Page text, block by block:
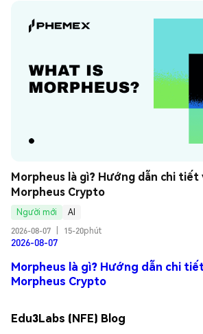
Morpheus là gì? Hướng dẫn chi tiết
Morpheus Crypto
Người mới
AI
2026-08-07
15-20phút
2026-08-07
Morpheus là gì? Hướng dẫn chi
Morpheus Crypto
Edu3Labs (NFE) Blog